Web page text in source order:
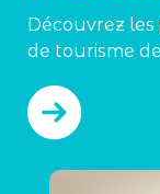
Découvrez les
de tourisme